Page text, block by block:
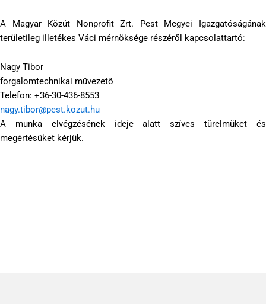
A Magyar Közút Nonprofit Zrt. Pest Megyei Igazgatóságának
területileg illetékes Váci mérnöksége részéről kapcsolattartó:
Nagy Tibor
forgalomtechnikai művezető
Telefon: +36-30-436-8553
nagy.tibor@pest.kozut.hu
A munka elvégzésének ideje alatt szíves türelmüket és
megértésüket kérjük.